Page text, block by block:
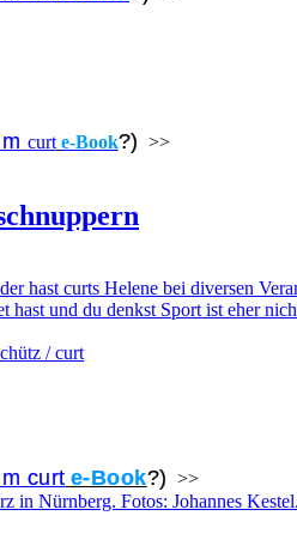
curt e-Book?) >>
hast curts Helene bei diversen
und du denkst Sport ist eher
curt e-Book?) >>